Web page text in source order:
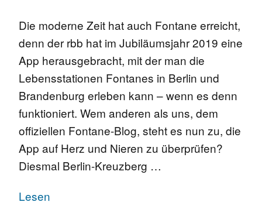
Die moderne Zeit hat auch Fontane erreicht,
denn der rbb hat im Jubiläumsjahr 2019 eine
App herausgebracht, mit der man die
Lebensstationen Fontanes in Berlin und
Brandenburg erleben kann – wenn es denn
funktioniert. Wem anderen als uns, dem
offiziellen Fontane-Blog, steht es nun zu, die
App auf Herz und Nieren zu überprüfen?
Diesmal Berlin-Kreuzberg …
Lesen